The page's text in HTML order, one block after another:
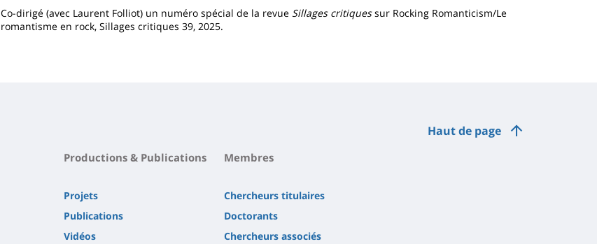
Co-dirigé (avec Laurent Folliot) un numéro spécial de la revue Sillages critiquessur Rocking Romanticism/Le
romantisme en rock, Sillages critiques 39, 2025.
Haut de page
Productions & Publications
Projets
Publications
Vidéos
Membres
Chercheurs titulaires
Doctorants
Chercheurs associés